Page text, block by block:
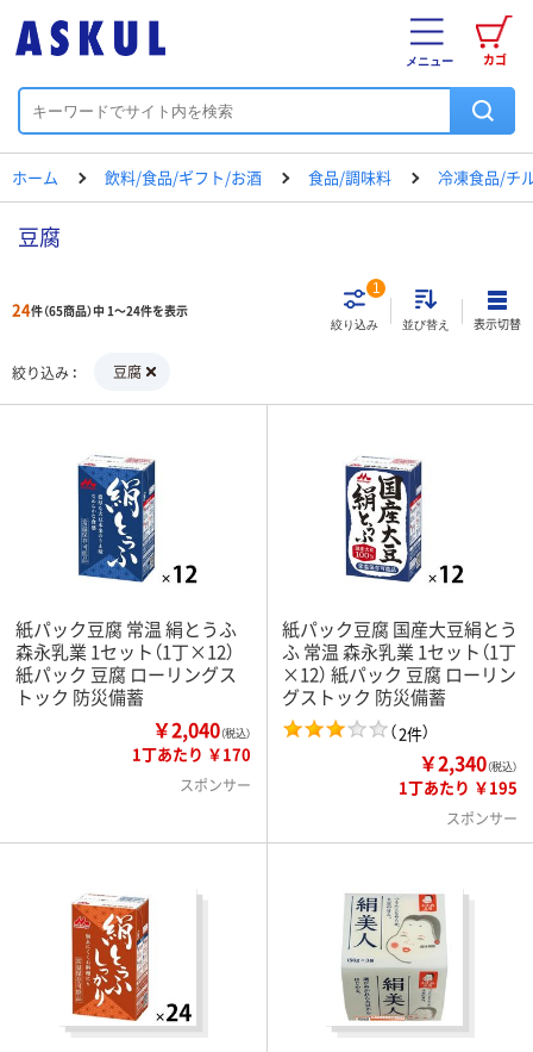
カゴ
メニュー
ホーム 飲料/食品/ギフト/お酒 食品/調味料 冷凍食品/チ
豆腐
24件（65商品）中 1～24件を表示
絞り込み
1
並び替え 表示切替
絞り込み 豆腐
紙パック豆腐 常温 絹とうふ
森永乳業 1セット（1丁×12）
紙パック 豆腐 ローリングス
トック 防災備蓄
￥2,040（税込）
1丁あたり ￥170
スポンサー
紙パック豆腐 国産大豆絹とう
ふ 常温 森永乳業 1セット（1丁
×12） 紙パック 豆腐 ローリン
グストック 防災備蓄
（2件）
￥2,340（税込）
1丁あたり ￥195
スポンサー